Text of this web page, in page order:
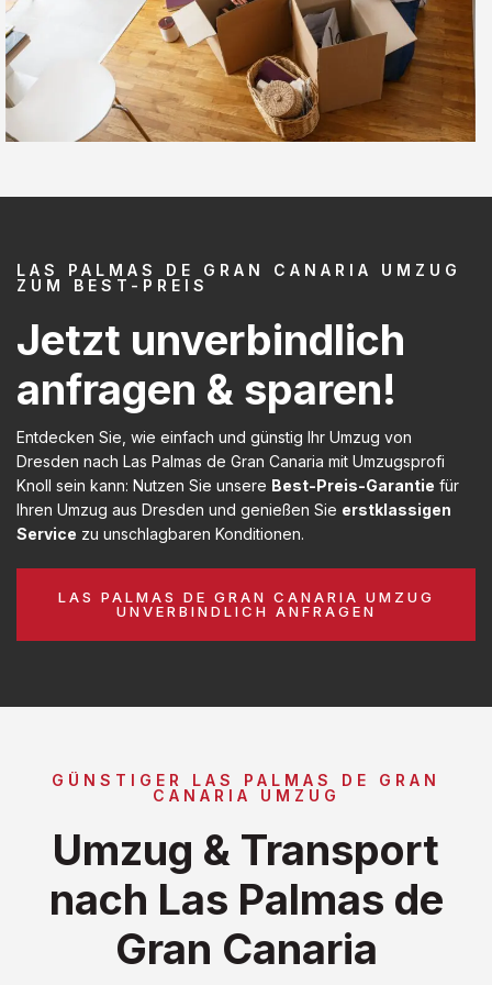
LAS PALMAS DE GRAN CANARIA UMZUG
ZUM BEST-PREIS
Jetzt unverbindlich
anfragen & sparen!
Entdecken Sie, wie einfach und günstig Ihr Umzug von
Dresden nach Las Palmas de Gran Canaria mit Umzugsprofi
Knoll sein kann: Nutzen Sie unsere Best-Preis-Garantie für
Ihren Umzug aus Dresden und genießen Sie erstklassigen
Service zu unschlagbaren Konditionen.
LAS PALMAS DE GRAN CANARIA UMZUG
UNVERBINDLICH ANFRAGEN
GÜNSTIGER LAS PALMAS DE GRAN
CANARIA UMZUG
Umzug & Transport
nach Las Palmas de
Gran Canaria